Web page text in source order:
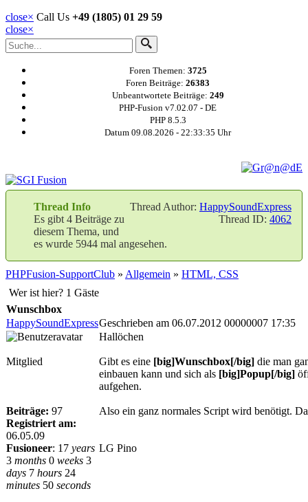
close× Call Us +49 (1805) 01 29 59
close×
Foren Themen: 3725
Foren Beiträge: 26383
Unbeantwortete Beiträge: 249
PHP-Fusion v7.02.07 - DE
PHP 8.5.3
Datum 09.08.2026 - 22:33:36 Uhr
Thread Author: HappySoundExpress
Thread ID: 4062
Thread Info
Es gibt 4 Beiträge zu
diesem Thema, und
es wurde 5944 mal angesehen.
PHPFusion-SupportClub » Allgemein » HTML, CSS
Wer ist hier? 1 Gäste
Wunschbox
HappySoundExpressGeschrieben am 06.07.2012 00000007 17:35
Mitglied
Beiträge: 97
Registriert am:
06.05.09
Fusioneer: 17 years
3 months 0 weeks 3
days 7 hours 24
minutes 50 seconds
Hallöchen
Gibt es eine [big]Wunschbox[/big] die man
einbauen kann und sich als [big]Popup[/big]
aufgehen.
Also ein ganz normales Script wird benötigt.
LG Pino